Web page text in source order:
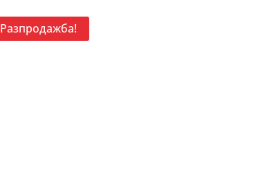
Разпродажба!